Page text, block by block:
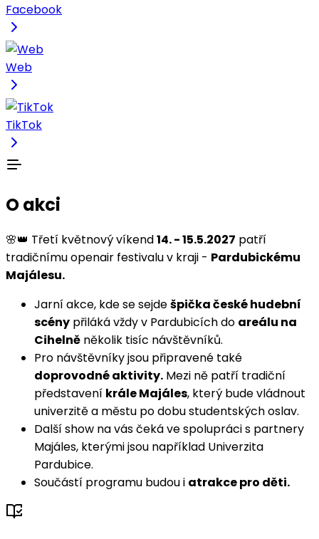
Facebook
Web
TikTok
O akci
🌸👑 Třetí květnový víkend14. - 15.5.2027 patří
tradičnímu openair festivalu v kraji - Pardubickému
Majálesu.
Jarní akce, kde se sejdešpička české hudební
scény přiláká vždy v Pardubicích do areálu na
Cihelně několik tisíc návštěvníků.
Pro návštěvníky jsou připravené také
doprovodné aktivity. Mezi ně patří tradiční
představení krále Majáles, který bude vládnout
univerzitě a městu po dobu studentských oslav.
Další show na vás čeká ve spolupráci s partnery
Majáles, kterými jsou například Univerzita
Pardubice.
Součástí programu budou i atrakce pro děti.